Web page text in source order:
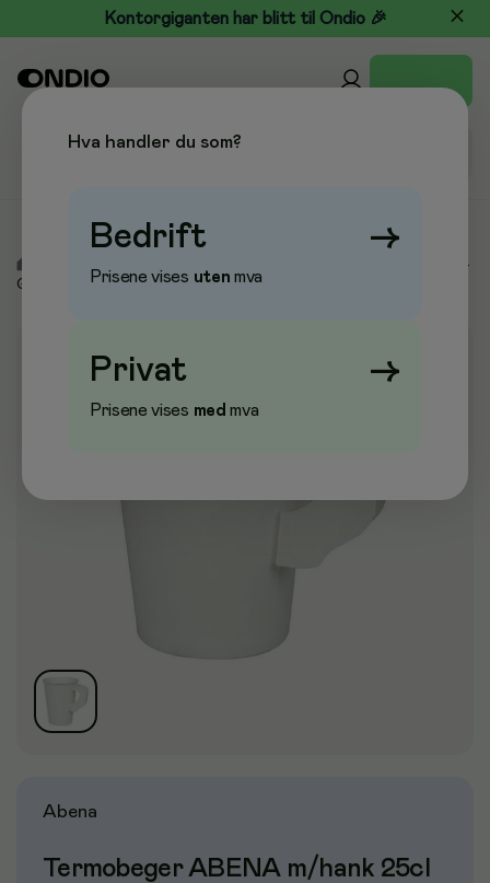
Kontorgiganten har blitt til Ondio 🎉
Pappbegere & To-
Go
Abena
Termobeger ABENA m/hank 25cl
Hva handler du som?
Bedrift →
Prisene vises uten mva
Privat →
Prisene vises med mva